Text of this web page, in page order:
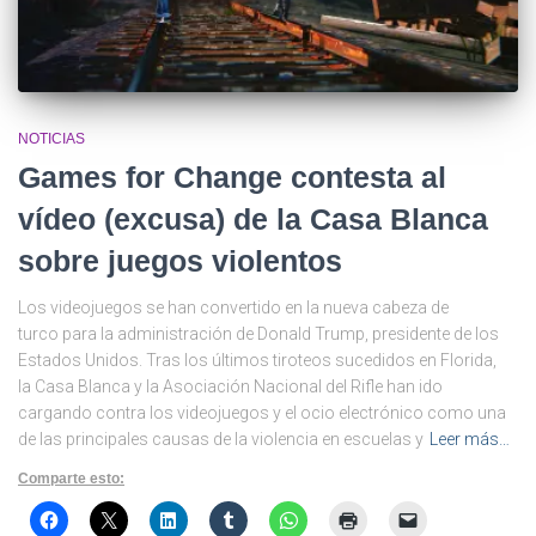
NOTICIAS
Games for Change contesta al
vídeo (excusa) de la Casa Blanca
sobre juegos violentos
Los videojuegos se han convertido en la nueva cabeza de
turco para la administración de Donald Trump, presidente de los
Estados Unidos. Tras los últimos tiroteos sucedidos en Florida,
la Casa Blanca y la Asociación Nacional del Rifle han ido
cargando contra los videojuegos y el ocio electrónico como una
de las principales causas de la violencia en escuelas y
Leer más…
Comparte esto: